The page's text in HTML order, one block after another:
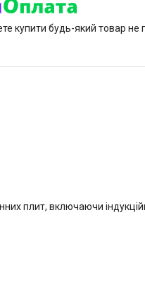
купити будь-який товар
плит, включаючи